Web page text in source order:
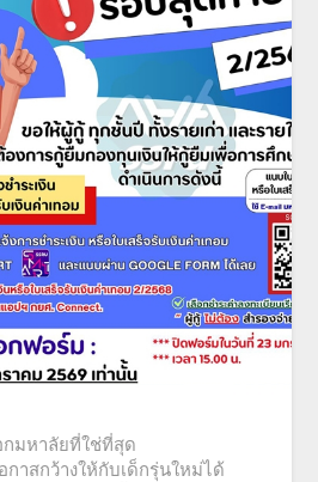
กมหาลัยที่ใช่ที่สุด
าสกว้างให้กับเด็กรุ่นใหม่ได้